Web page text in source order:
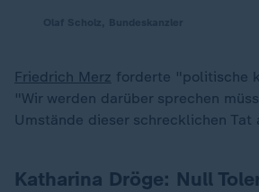
Friedrich Merz forderte "politische
"Wir werden darüber sprechen
Umstände dieser schrecklichen
Katharina Dröge: Null